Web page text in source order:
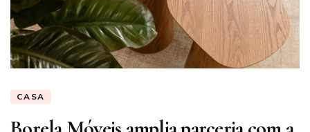
CASA